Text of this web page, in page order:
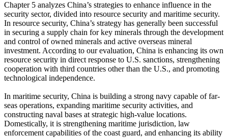
Chapter 5 analyzes China’s strategies to enhance influence in the
security sector, divided into resource security and maritime security.
In resource security, China’s strategy has generally been successful
in securing a supply chain for key minerals through the development
and control of owned minerals and active overseas mineral
investment. According to our evaluation, China is enhancing its own
resource security in direct response to U.S. sanctions, strengthening
cooperation with third countries other than the U.S., and promoting
technological independence.
In maritime security, China is building a strong navy capable of far-
seas operations, expanding maritime security activities, and
constructing naval bases at strategic high-value locations.
Domestically, it is strengthening maritime jurisdiction, law
enforcement capabilities of the coast guard, and enhancing its ability